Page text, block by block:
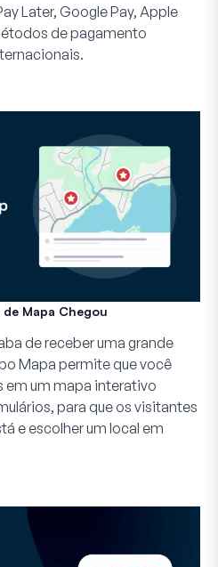
Later, Google Pay, Apple
de pagamento
Mapa Chegou
de receber uma grande
Mapa permite que você
em um mapa interativo
para que os visitantes
e escolher um local em